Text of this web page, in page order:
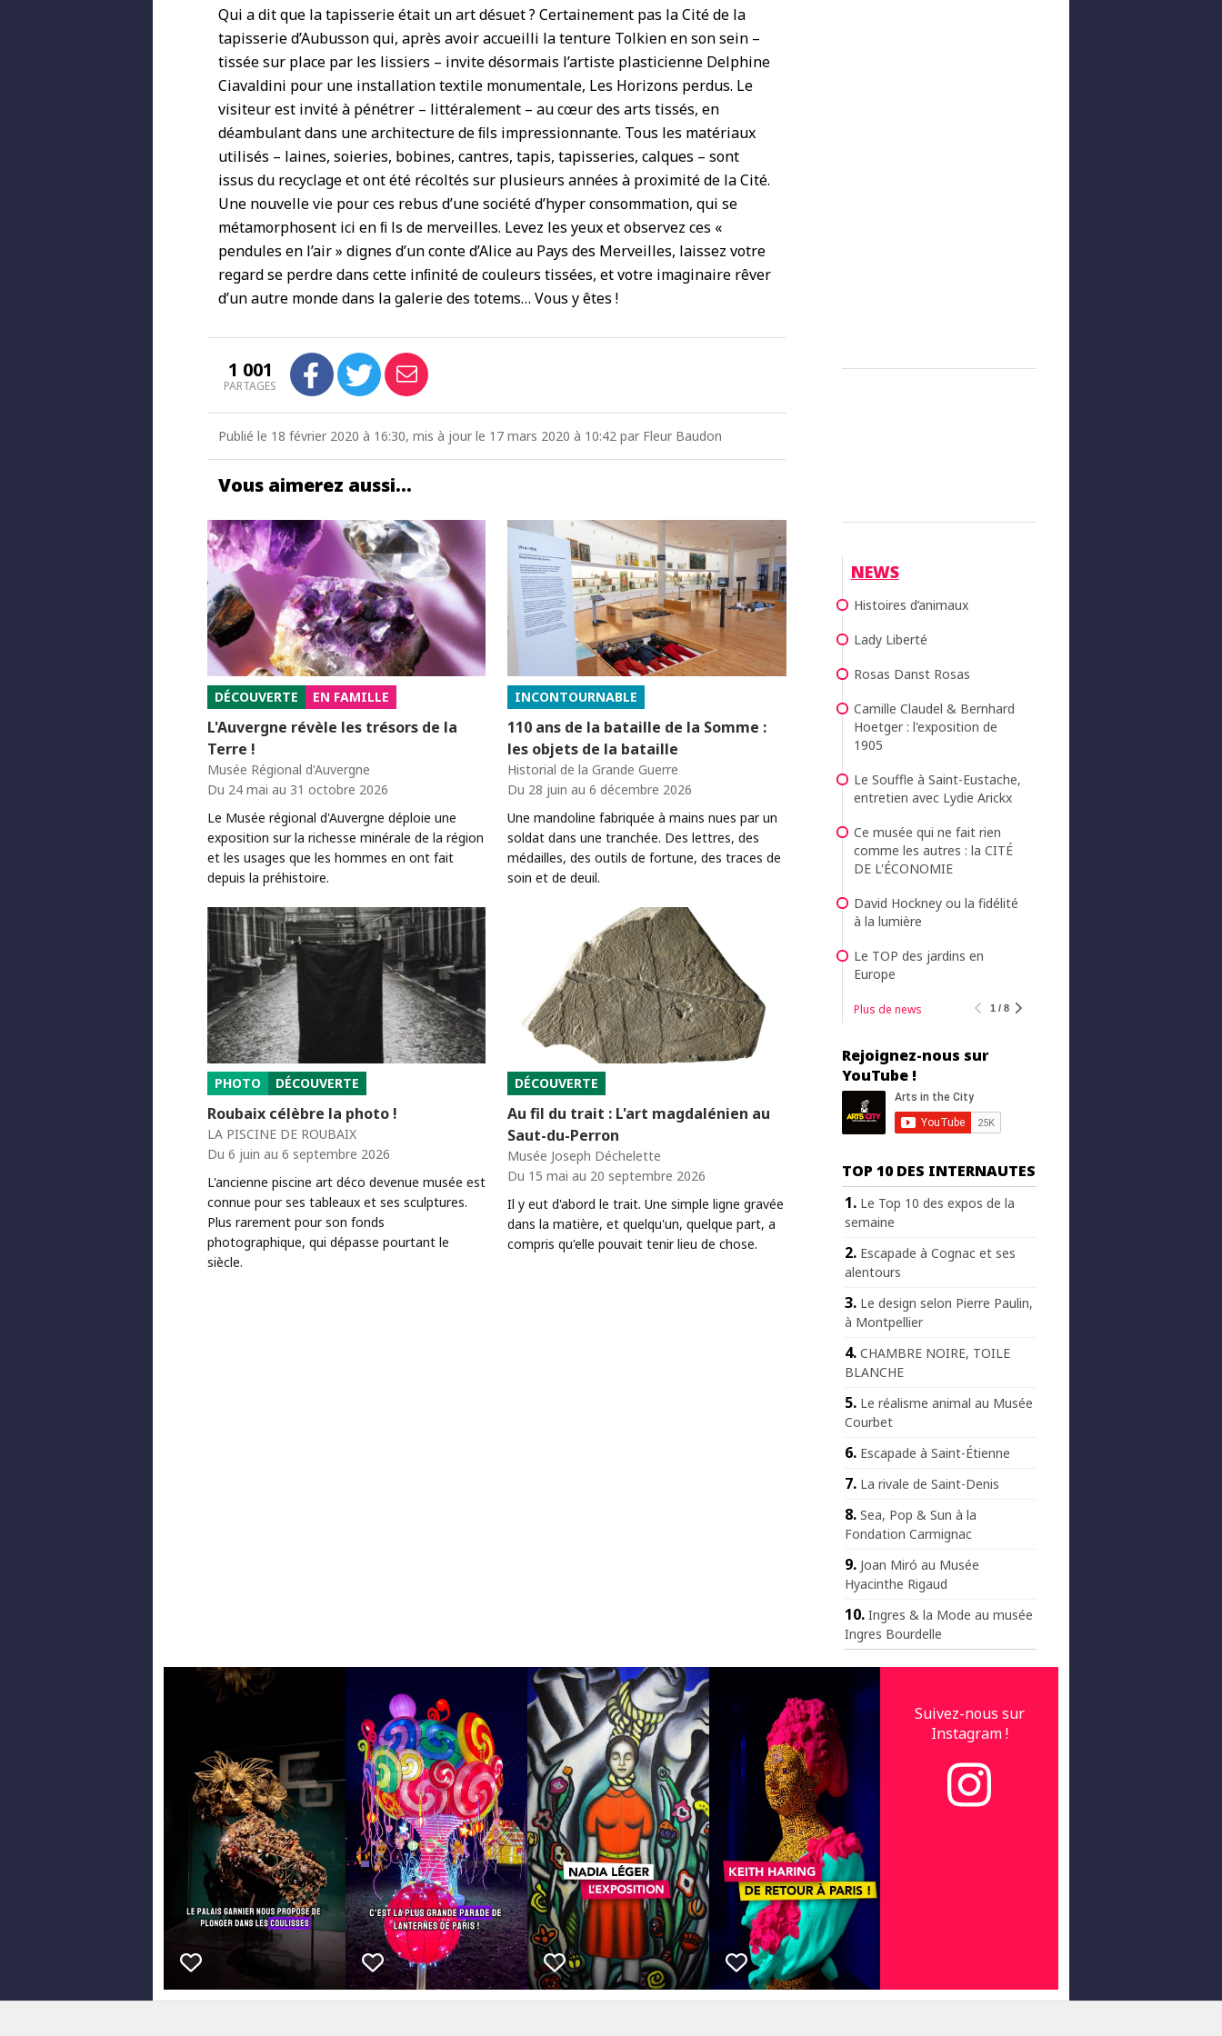
Qui a dit que la tapisserie était un art désuet ? Certainement pas la Cité de la
tapisserie d’Aubusson qui, après avoir accueilli la tenture Tolkien en son sein –
tissée sur place par les lissiers – invite désormais l’artiste plasticienne Delphine
Ciavaldini pour une installation textile monumentale, Les Horizons perdus. Le
visiteur est invité à pénétrer – littéralement – au cœur des arts tissés, en
déambulant dans une architecture de ﬁls impressionnante. Tous les matériaux
utilisés – laines, soieries, bobines, cantres, tapis, tapisseries, calques – sont
issus du recyclage et ont été récoltés sur plusieurs années à proximité de la Cité.
Une nouvelle vie pour ces rebus d’une société d’hyper consommation, qui se
métamorphosent ici en ﬁ ls de merveilles. Levez les yeux et observez ces «
pendules en l’air » dignes d’un conte d’Alice au Pays des Merveilles, laissez votre
regard se perdre dans cette inﬁnité de couleurs tissées, et votre imaginaire rêver
d’un autre monde dans la galerie des totems… Vous y êtes !
1 001
PARTAGES
Publié le 18 février 2020 à 16:30, mis à jour le 17 mars 2020 à 10:42 par Fleur Baudon
Vous aimerez aussi…
DÉCOUVERTE EN FAMILLE
L'Auvergne révèle les trésors de la
Terre !
Musée Régional d'Auvergne
Du 24 mai au 31 octobre 2026
Le Musée régional d'Auvergne déploie une
exposition sur la richesse minérale de la région
et les usages que les hommes en ont fait
depuis la préhistoire.
INCONTOURNABLE
110 ans de la bataille de la Somme :
les objets de la bataille
Historial de la Grande Guerre
Du 28 juin au 6 décembre 2026
Une mandoline fabriquée à mains nues par un
soldat dans une tranchée. Des lettres, des
médailles, des outils de fortune, des traces de
soin et de deuil.
PHOTO DÉCOUVERTE
Roubaix célèbre la photo !
LA PISCINE DE ROUBAIX
Du 6 juin au 6 septembre 2026
L'ancienne piscine art déco devenue musée est
connue pour ses tableaux et ses sculptures.
Plus rarement pour son fonds
photographique, qui dépasse pourtant le
siècle.
DÉCOUVERTE
Au fil du trait : L'art magdalénien au
Saut-du-Perron
Musée Joseph Déchelette
Du 15 mai au 20 septembre 2026
Il y eut d'abord le trait. Une simple ligne gravée
dans la matière, et quelqu'un, quelque part, a
compris qu'elle pouvait tenir lieu de chose.
NEWS
Histoires d’animaux
Lady Liberté
Rosas Danst Rosas
Camille Claudel & Bernhard
Hoetger : l'exposition de
1905
Le Souffle à Saint-Eustache,
entretien avec Lydie Arickx
Ce musée qui ne fait rien
comme les autres : la CITÉ
DE L'ÉCONOMIE
David Hockney ou la fidélité
à la lumière
Le TOP des jardins en
Europe
Plus de news 1 / 8
Rejoignez-nous sur
YouTube !
TOP 10 DES INTERNAUTES
Le Top 10 des expos de la
semaine
Escapade à Cognac et ses
alentours
Le design selon Pierre Paulin,
à Montpellier
CHAMBRE NOIRE, TOILE
BLANCHE
Le réalisme animal au Musée
Courbet
Escapade à Saint-Étienne
La rivale de Saint-Denis
Sea, Pop & Sun à la
Fondation Carmignac
Joan Miró au Musée
Hyacinthe Rigaud
Ingres & la Mode au musée
Ingres Bourdelle
Suivez-nous sur
Instagram !